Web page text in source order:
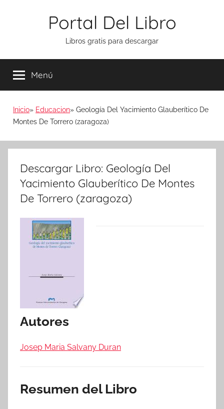
Portal Del Libro
Libros gratis para descargar
Menú
Inicio Educacion
Geología Del Yacimiento Glauberítico De
Montes De Torrero (zaragoza)
Descargar Libro: Geología Del
Yacimiento Glauberítico De Montes
De Torrero (zaragoza)
Autores
Josep Maria Salvany Duran
Resumen del Libro